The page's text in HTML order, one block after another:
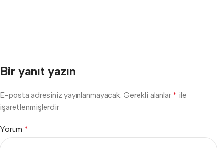
Bir yanıt yazın
E-posta adresiniz yayınlanmayacak. Gerekli alanlar * ile
işaretlenmişlerdir
Yorum *